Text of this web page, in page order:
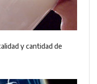
y cantidad de